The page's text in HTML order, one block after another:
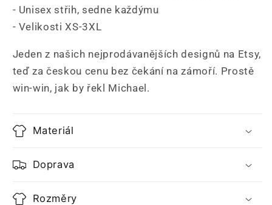
- Unisex střih, sedne každýmu
- Velikosti XS-3XL
Jeden z našich nejprodávanějších designů na Etsy,
teď za českou cenu bez čekání na zámoří. Prostě
win-win, jak by řekl Michael.
Materiál
Doprava
Rozměry